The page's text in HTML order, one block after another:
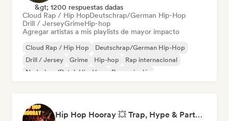
&gt; 1200 respuestas dadas
Cloud Rap / Hip HopDeutschrap/German Hip-Hop
Drill / JerseyGrimeHip-hop
Agregar artistas a mis playlists de mayor impacto
Cloud Rap / Hip Hop
Deutschrap/German Hip-Hop
Drill / Jersey
Grime Hip-hop
Rap internacional
Nederhop/Dutch Hip-Hop
Rap en inglés
Hip Hop Hooray 💥 Trap, Hype & Party Rap Bangers